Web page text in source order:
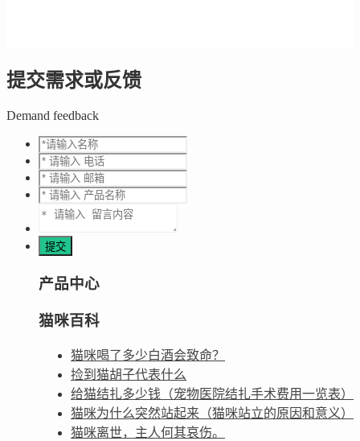
提交需求或反馈
Demand feedback
产品中心
猫咪百科
猫咪喝了多少白酒会致命？
捡到猫胡子代表什么
给猫结扎多少钱（宠物医院结扎手术费用一览表）
猫咪为什么突然站起来（猫咪站立的原因和意义）
猫咪离世，主人何其哀伤。